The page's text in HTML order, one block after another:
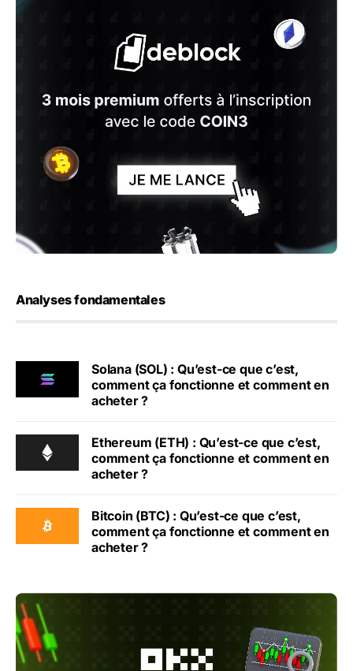
Analyses fondamentales
Solana (SOL) : Qu’est-ce que c’est,
comment ça fonctionne et comment en
acheter ?
Ethereum (ETH) : Qu’est-ce que c’est,
comment ça fonctionne et comment en
acheter ?
Bitcoin (BTC) : Qu’est-ce que c’est,
comment ça fonctionne et comment en
acheter ?